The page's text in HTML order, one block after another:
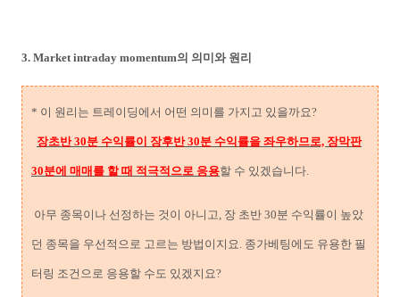
3. Market intraday momentum의 의미와 원리
* 이 원리는 트레이딩에서 어떤 의미를 가지고 있을까요?
장초반 30분 수익률이 장후반 30분 수익률을 좌우하므로, 장막판
30분에 매매를 할 때 적극적으로 응용할 수 있겠습니다.
아무 종목이나 선정하는 것이 아니고, 장 초반 30분 수익률이 높았
던 종목을 우선적으로 고르는 방법이지요. 종가베팅에도 유용한 필
터링 조건으로 응용할 수도 있겠지요?